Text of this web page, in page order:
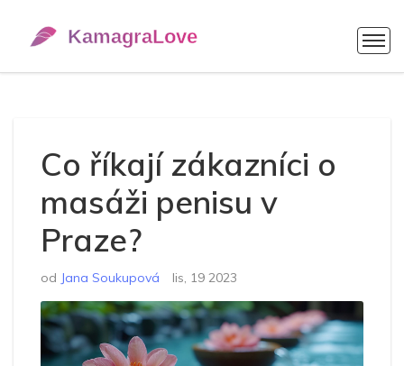
Co říkají zákazníci o
masáži penisu v
Praze?
od Jana Soukupová lis, 19 2023